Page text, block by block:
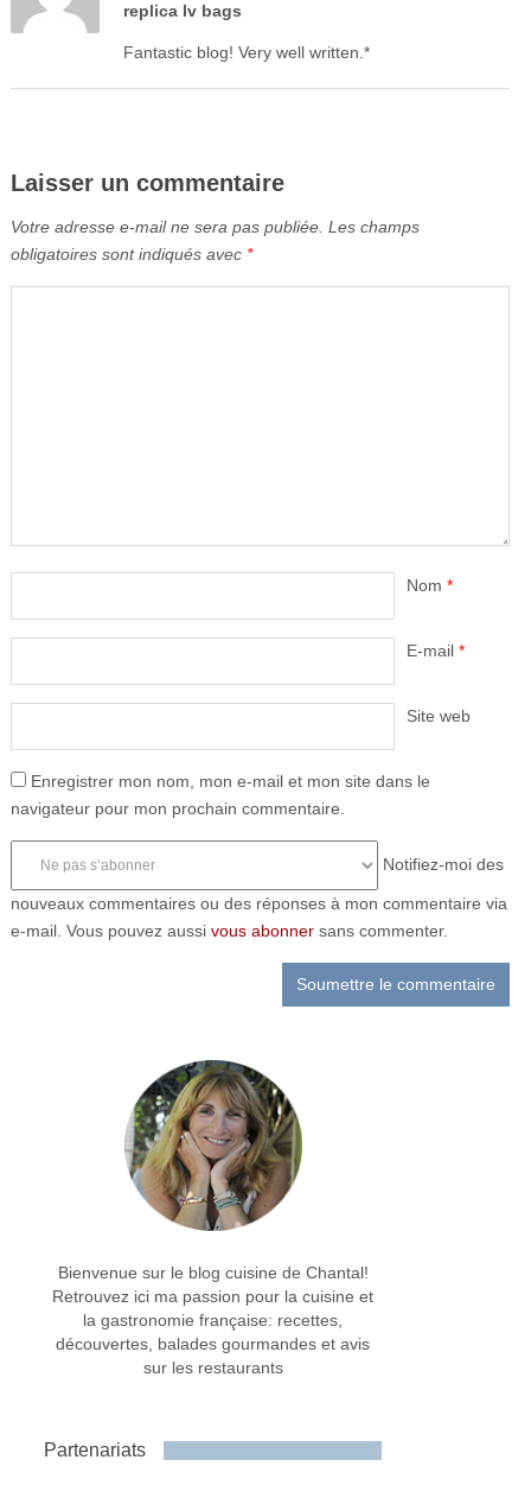
replica lv bags
Fantastic blog! Very well written.*
Laisser un commentaire
Votre adresse e-mail ne sera pas publiée. Les champs
obligatoires sont indiqués avec *
Nom *
E-mail *
Site web
Enregistrer mon nom, mon e-mail et mon site dans le
navigateur pour mon prochain commentaire.
Notifiez-moi des
nouveaux commentaires ou des réponses à mon commentaire via
e-mail. Vous pouvez aussi vous abonnersans commenter.
Bienvenue sur le blog cuisine de Chantal!
Retrouvez ici ma passion pour la cuisine et
la gastronomie française: recettes,
découvertes, balades gourmandes et avis
sur les restaurants
Partenariats